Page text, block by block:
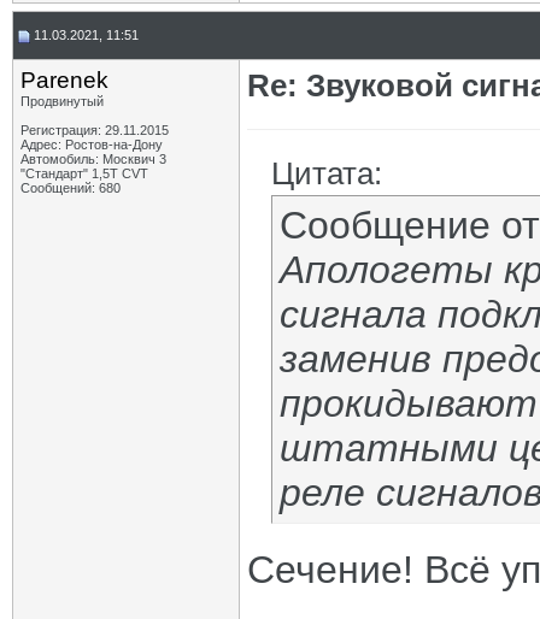
11.03.2021, 11:51
Parenek
Продвинутый
Регистрация: 29.11.2015
Адрес: Ростов-на-Дону
Автомобиль: Москвич 3
"Стандарт" 1,5Т CVT
Сообщений: 680
Re: Звуковой
Цитата:
Сообщение
Апологеты
сигнала
заменив
штатными
реле
Сечение! Всё